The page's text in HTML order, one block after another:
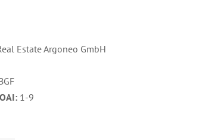
Estate Argoneo GmbH
1-9